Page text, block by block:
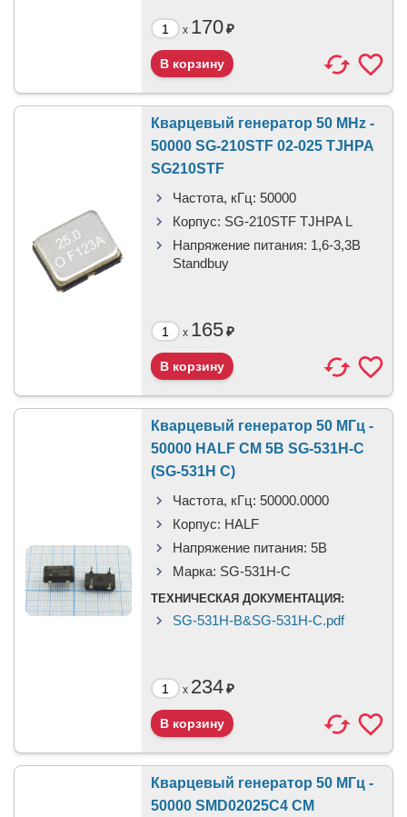
x 170₽
Кварцевый генератор 50 MHz -
50000 SG-210STF 02-025 TJHPA
SG210STF
Частота, кГц: 50000
Корпус: SG-210STF TJHPA L
Напряжение питания: 1,6-3,3В
Standbuy
x 165₽
Кварцевый генератор 50 МГц -
50000 HALF CM 5В SG-531H-C
(SG-531H C)
Частота, кГц: 50000.0000
Корпус: HALF
Напряжение питания: 5В
Марка: SG-531H-C
ТЕХНИЧЕСКАЯ ДОКУМЕНТАЦИЯ:
SG-531H-B&SG-531H-C.pdf
x 234₽
Кварцевый генератор 50 МГц -
50000 SMD02025C4 CM